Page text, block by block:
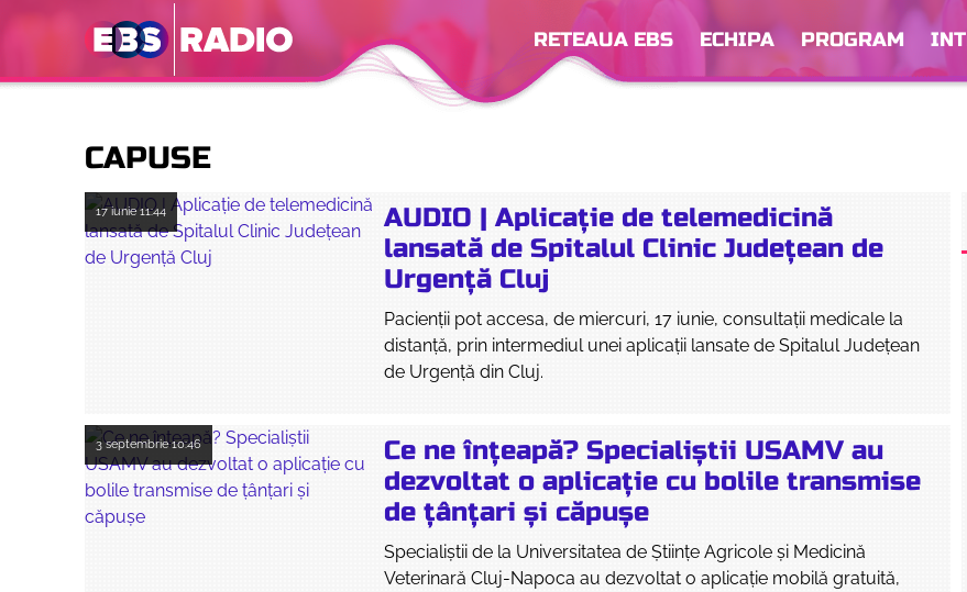
RETEAUA EBS ECHIPA PROGRAM
CAPUSE
17 iunie11:44
AUDIO | Aplicație de telemedicină
lansată de Spitalul Clinic Județean de
Urgență Cluj
Pacienții pot accesa, de miercuri, 17 iunie, consultații medicale la
distanță, prin intermediul unei aplicații lansate de Spitalul Județean
de Urgență din Cluj.
3 septembrie10:46
Ce ne înțeapă? Specialiștii USAMV au
dezvoltat o aplicație cu bolile transmise
de țânțari și căpușe
Specialiștii de la Universitatea de Științe Agricole și Medicină
Veterinară Cluj-Napoca au dezvoltat o aplicație mobilă gratuită,